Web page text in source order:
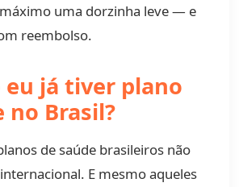
uma dorzinha leve — e
reembolso.
eu já tiver plano
no Brasil?
de saúde brasileiros não
E mesmo aqueles